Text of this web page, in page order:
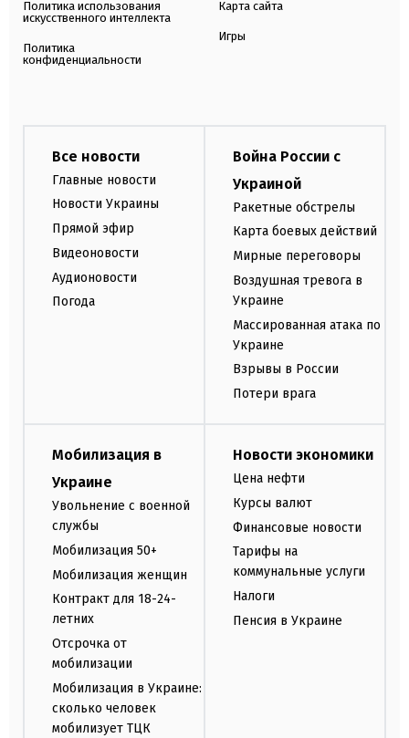
Политика использования
искусственного интеллекта
Политика
конфиденциальности
Карта сайта
Игры
Все новости
Главные новости
Новости Украины
Прямой эфир
Видеоновости
Аудионовости
Погода
Война России с
Украиной
Ракетные обстрелы
Карта боевых действий
Мирные переговоры
Воздушная тревога в
Украине
Массированная атака по
Украине
Взрывы в России
Потери врага
Мобилизация в
Украине
Увольнение с военной
службы
Мобилизация 50+
Мобилизация женщин
Контракт для 18-24-
летних
Отсрочка от
мобилизации
Мобилизация в Украине:
сколько человек
мобилизует ТЦК
Новости экономики
Цена нефти
Курсы валют
Финансовые новости
Тарифы на
коммунальные услуги
Налоги
Пенсия в Украине